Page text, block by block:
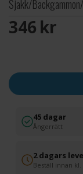
Sjakk/
346 SEK
45 dagar
Ångerrätt
2 dagars
Beställ innan kl.